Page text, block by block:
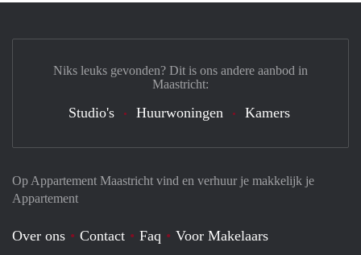
Op Appartement Maastricht vind en verhuur je makkelijk je
Appartement
Over ons Contact Faq Voor Makelaars
Niks leuks gevonden? Dit is ons andere aanbod in
Maastricht:
Studio's Huurwoningen Kamers